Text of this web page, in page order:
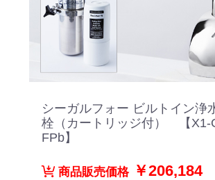
シーガルフォー ビルトイン浄
栓（カートリッジ付） 【X1-
FPb】
商品販売価格￥206,184